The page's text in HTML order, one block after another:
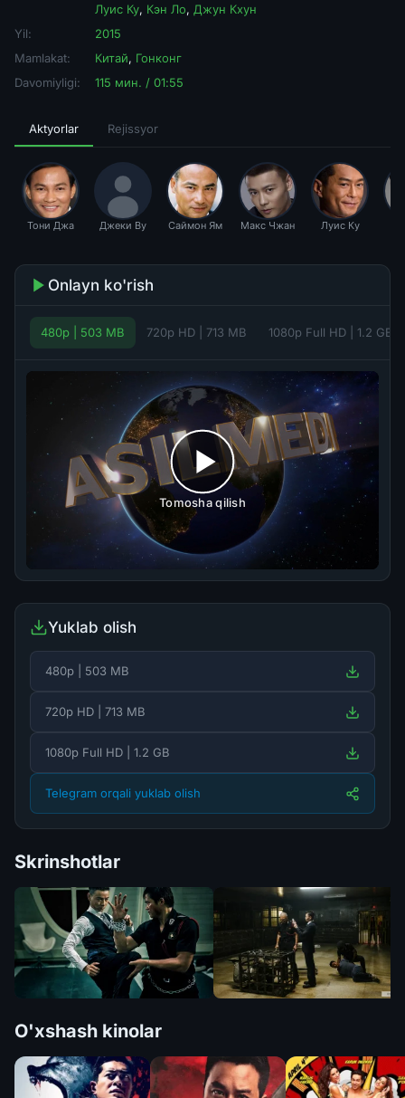
Луис Ку, Кэн Ло, Джун Кхун
Yil:
2015
Mamlakat:
Китай, Гонконг
Davomiyligi:
115 мин. / 01:55
Aktyorlar Rejissyor
Тони Джа Джеки Ву Саймон Ям Макс Чжан Луис Ку
Onlayn ko'rish
480p | 503 MB 720p HD | 713 MB 1080p Full HD | 1.2 GB
Tomosha qilish
Yuklab olish
480p | 503 MB
720p HD | 713 MB
1080p Full HD | 1.2 GB
Telegram orqali yuklab olish
Skrinshotlar
O'xshash kinolar